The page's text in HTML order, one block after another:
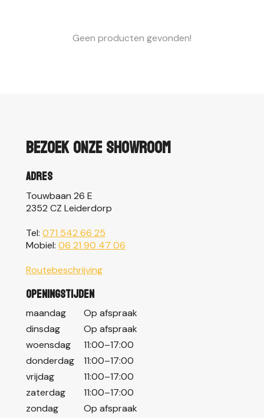
Geen producten gevonden!
Bezoek onze showroom
Adres
Touwbaan 26 E
2352 CZ Leiderdorp
Tel: 071 542 66 25
Mobiel: 06 21 90 47 06
Routebeschrijving
Openingstijden
maandag
Op afspraak
dinsdag
Op afspraak
woensdag
11:00–17:00
donderdag
11:00–17:00
vrijdag
11:00–17:00
zaterdag
11:00–17:00
zondag
Op afspraak